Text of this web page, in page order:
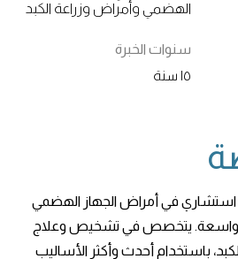
الهضمي وأمراض وزراعة الكبد
سنوات الخبرة
١٥ سنة
استشاري في أمراض الجهاز الهضمي
واسعة. يتخصص في تشخيص وعلاج
باستخدام أحدث وأكثر الأساليب